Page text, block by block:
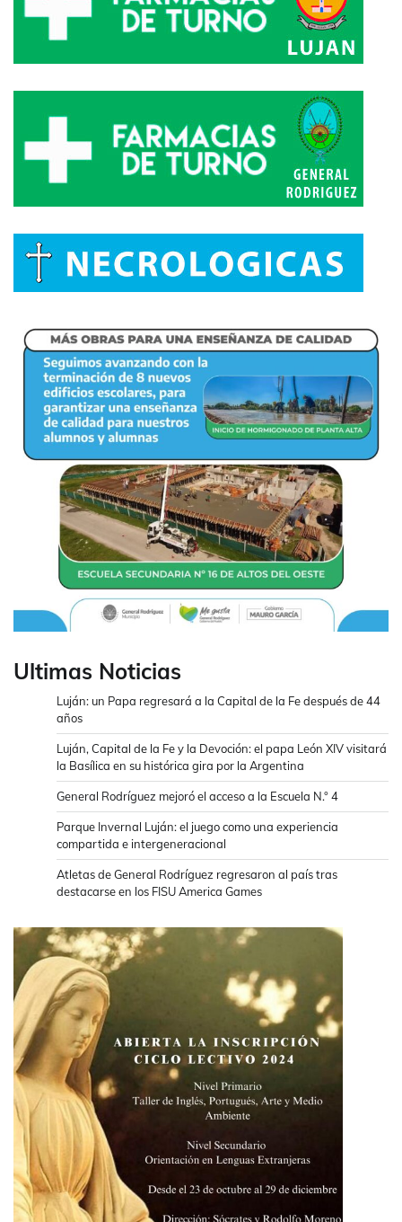
Ultimas Noticias
Luján: un Papa regresará a la Capital de la Fe después de 44
años
Luján, Capital de la Fe y la Devoción: el papa León XIV visitará
la Basílica en su histórica gira por la Argentina
General Rodríguez mejoró el acceso a la Escuela N.° 4
Parque Invernal Luján: el juego como una experiencia
compartida e intergeneracional
Atletas de General Rodríguez regresaron al país tras
destacarse en los FISU America Games